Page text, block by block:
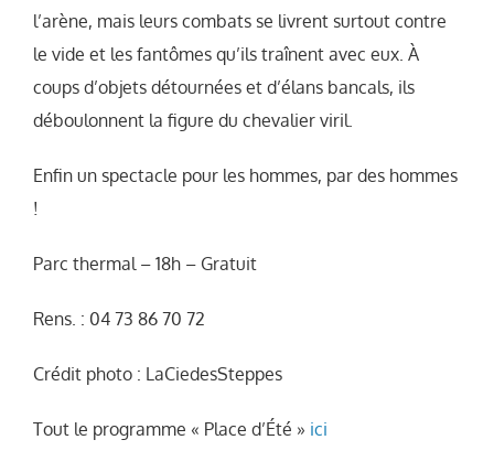
l’arène, mais leurs combats se livrent surtout contre
le vide et les fantômes qu’ils traînent avec eux. À
coups d’objets détournées et d’élans bancals, ils
déboulonnent la figure du chevalier viril.
Enfin un spectacle pour les hommes, par des hommes
!
Parc thermal – 18h – Gratuit
Rens. : 04 73 86 70 72
Crédit photo : LaCiedesSteppes
Tout le programme « Place d’Été » ici